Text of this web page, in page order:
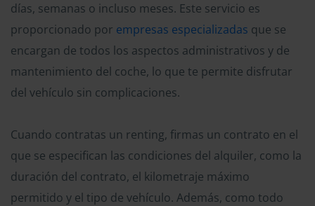
días, semanas o incluso meses. Este servicio es
proporcionado por empresas especializadas que se
encargan de todos los aspectos administrativos y de
mantenimiento del coche, lo que te permite disfrutar
del vehículo sin complicaciones.
Cuando contratas un renting, firmas un contrato en el
que se especifican las condiciones del alquiler, como la
duración del contrato, el kilometraje máximo
permitido y el tipo de vehículo. Además, como todo